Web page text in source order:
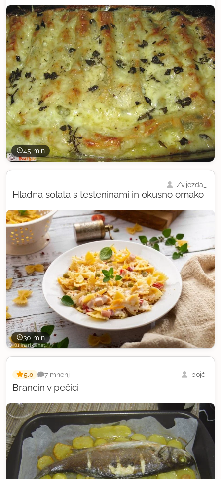
45 min
30 min
Hladna solata s testeninami in okusno omako
Zvijezda_
Brancin v pečici
5,0 7 mnenj bojči